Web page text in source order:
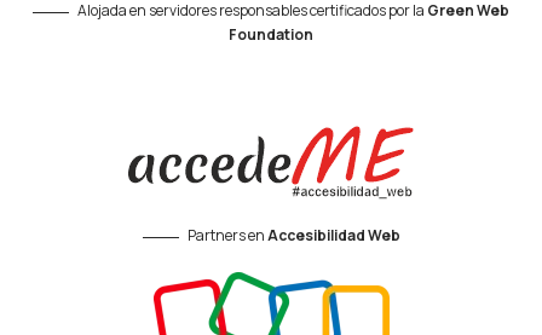
Alojada en servidores responsables certificados por la Green Web
Foundation
Partners enAccesibilidad Web